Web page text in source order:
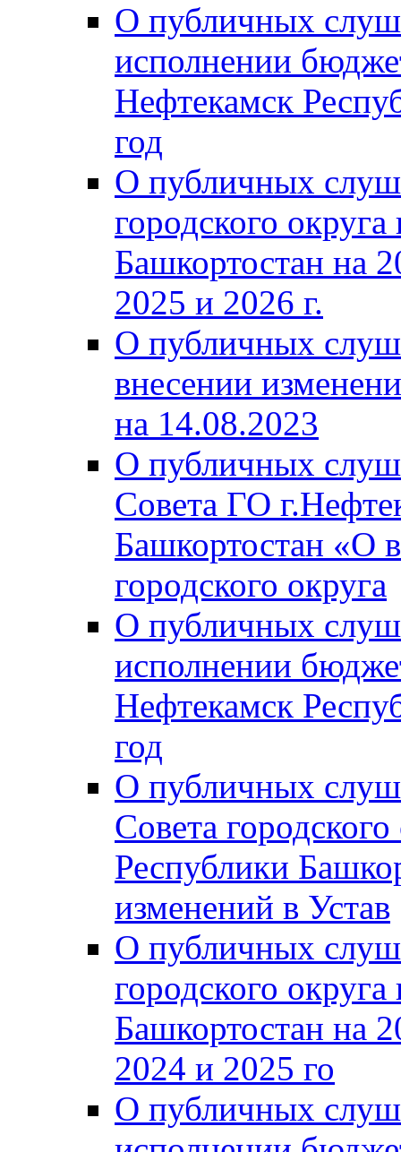
О публичных
исполнении
Нефтекамск
год
О публичных
городского
Башкортостан на
2025 и 2026 г.
О публичных
внесении
на 14.08.2023
О публичных
Совета ГО
Башкортостан «О
городского округа
О публичных
исполнении
Нефтекамск
год
О публичных
Совета
Республики
изменений в Устав
О публичных
городского
Башкортостан на
2024 и 2025 го
О публичных